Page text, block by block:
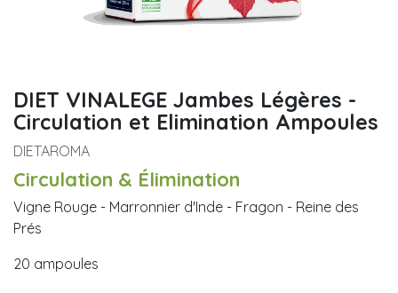
DIET VINALEGE Jambes Légères -
Circulation et Elimination Ampoules
DIETAROMA
Circulation & Élimination
Vigne Rouge - Marronnier d'Inde - Fragon - Reine des
Prés
20 ampoules